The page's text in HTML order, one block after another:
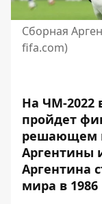
Сборная
fifa.com)
На ЧМ-2022
пройдет
решающем
Аргентины
Аргентина
мира в 1986